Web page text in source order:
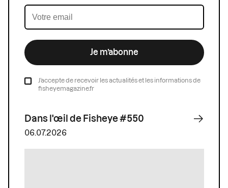
Je m’abonne
J’accepte de recevoir les actualités et les informations de
fisheyemagazine.fr
Dans l'œil de Fisheye #550
06.07.2026